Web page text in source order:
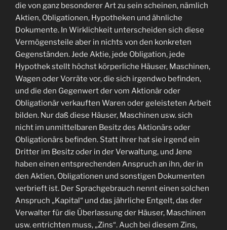
die von ganz besonderer Art zu sein scheinen, nämlich
Aktien, Obligationen, Hypotheken und ähnliche
Dokumente. In Wirklichkeit unterscheiden sich diese
Vermögensteile aber in nichts von den konkreten
Gegenständen. Jede Aktie, jede Obligation, jede
Hypothek stellt höchst körperliche Häuser, Maschinen,
Wagen oder Vorräte vor, die sich irgendwo befinden,
und die den Gegenwert der vom Aktionär oder
Obligationär verkauften Waren oder geleisteten Arbeit
bilden. Nur daß diese Häuser, Maschinen usw. sich
nicht im unmittelbaren Besitz des Aktionärs oder
Obligationärs befinden. Statt ihrer hat sie irgend ein
Dritter im Besitz oder in der Verwaltung, und Jene
haben einen entsprechenden Anspruch an ihn, der in
den Aktien, Obligationen und sonstigen Dokumenten
verbrieft ist. Der Sprachgebrauch nennt einen solchen
Anspruch „Kapital“ und das jährliche Entgelt, das der
Verwalter für die Überlassung der Häuser, Maschinen
usw. entrichten muss, „Zins“. Auch bei diesem Zins,